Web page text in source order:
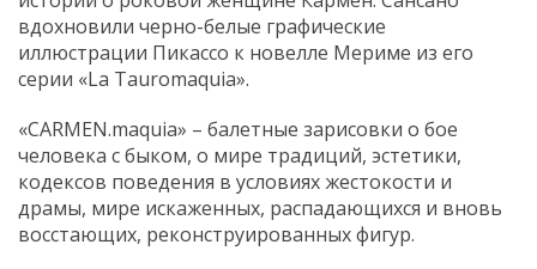
вдохновили черно-белые графические
иллюстрации Пикассо к новелле Мериме из его
серии «La Tauromaquia».
«CARMEN.maquia» – балетные зарисовки о бое
человека с быком, о мире традиций, эстетики,
кодексов поведения в условиях жестокости и
драмы, мире искаженных, распадающихся и вновь
восстающих, реконструированных фигур.